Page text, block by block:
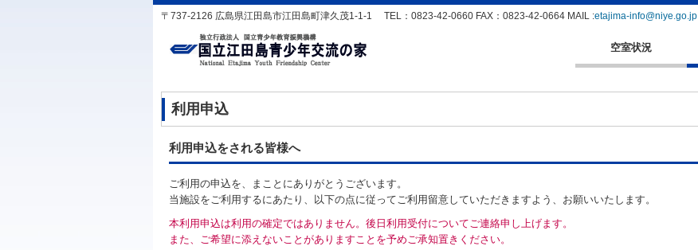
〒737-2126 広島県江田島市江田島町津久茂1-1-1 TEL：0823-42-0660 FAX：0823-42-0664 MAIL :etajima-info@niye.go.jp
空室状況
利用申込
利用申込をされる皆様へ
ご利用の申込を、まことにありがとうございます。
当施設をご利用するにあたり、以下の点に従ってご利用留意していただきますよう、お願いいたします。
本利用申込は利用の確定ではありません。後日利用受付についてご連絡申し上げます。
また、ご希望に添えないことがありますことを予めご承知置きください。